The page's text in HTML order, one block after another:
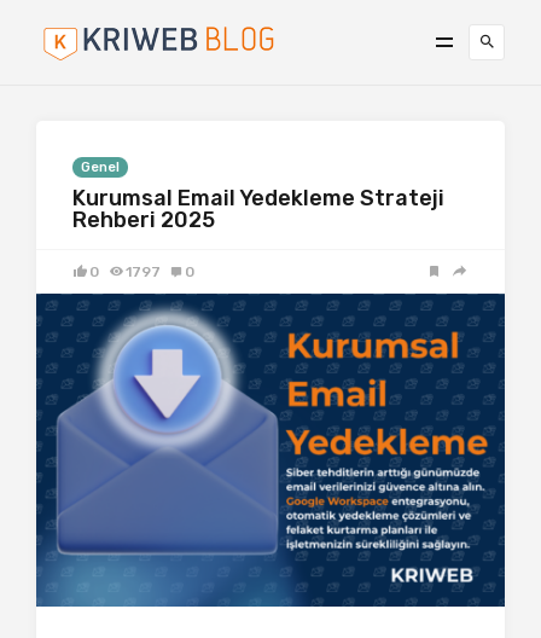
Genel
Kurumsal Email Yedekleme Strateji
Rehberi 2025
0 1797 0